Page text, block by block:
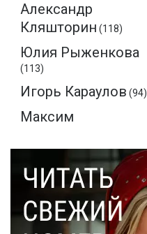
Александр
Кляшторин (118)
Юлия Рыженкова
(113)
Игорь Караулов (94)
Максим
Монте-Кристо(40)
Ольга Соловьева
(28)
Эдмон Дантес(28)